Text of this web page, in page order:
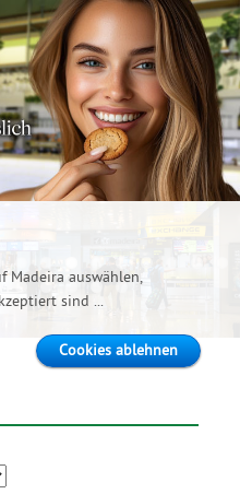
Pauschalreisen
Madeira auswählen,
sind ...
Cookies ablehnen